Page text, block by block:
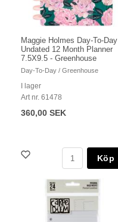
Maggie Holmes Day-To-Day
Undated 12 Month Planner
7.5X9.5 - Greenhouse
Day-To-Day / Greenhouse
I lager
Art nr. 61478
360,00 SEK
Köp